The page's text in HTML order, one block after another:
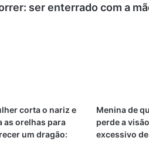
ser enterrado com a
corta o nariz e
as orelhas para
um dragão:
Menina de
perde a
excessivo